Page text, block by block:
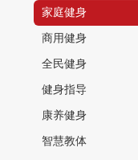
家庭健身
商用健身
全民健身
健身指导
康养健身
智慧教体